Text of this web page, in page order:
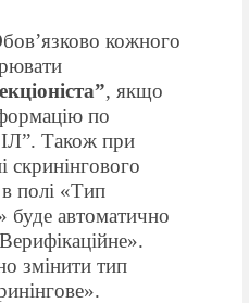
кожного
, якщо
по
Також при
скринінгового
полі «Тип
буде автоматично
Верифікаційне».
змінити тип
.